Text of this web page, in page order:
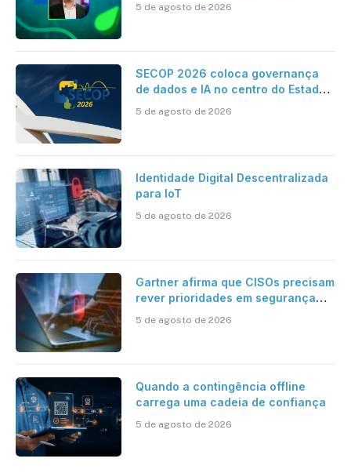
Contabilidade
5 de agosto de 2026
SECOP 2026 coloca governança
de dados e IA no centro do Estado
5 de agosto de 2026
Identidade Digital Descentralizada
para IoT
5 de agosto de 2026
Gartner afirma que CISOs precisam
rever prioridades em segurança
desafios impostos pela Inteligência
5 de agosto de 2026
Quando a contingência offline
carrega uma cadeia de confiança
5 de agosto de 2026